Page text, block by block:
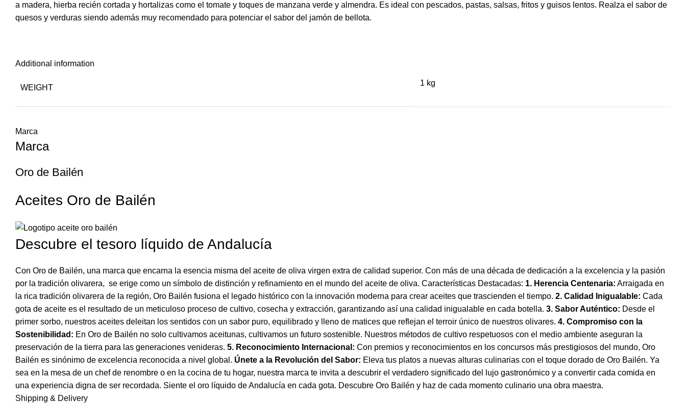
a madera, hierba recién cortada y hortalizas como el tomate y toques de manzana verde y almendra. Es ideal con pescados, pastas, salsas, fritos y guisos lentos. Realza el sabor de
quesos y verduras siendo además muy recomendado para potenciar el sabor del jamón de bellota.
Additional information
WEIGHT
1 kg
Marca
Marca
Oro de Bailén
Aceites Oro de Bailén
Descubre el tesoro líquido de Andalucía
Con Oro de Bailén, una marca que encarna la esencia misma del aceite de oliva virgen extra de calidad superior. Con más de una década de dedicación a la excelencia y la pasión
por la tradición olivarera, se erige como un símbolo de distinción y refinamiento en el mundo del aceite de oliva. Características Destacadas: 1. Herencia Centenaria: Arraigada en
la rica tradición olivarera de la región, Oro Bailén fusiona el legado histórico con la innovación moderna para crear aceites que trascienden el tiempo. 2. Calidad Inigualable: Cada
gota de aceite es el resultado de un meticuloso proceso de cultivo, cosecha y extracción, garantizando así una calidad inigualable en cada botella. 3. Sabor Auténtico: Desde el
primer sorbo, nuestros aceites deleitan los sentidos con un sabor puro, equilibrado y lleno de matices que reflejan el terroir único de nuestros olivares. 4. Compromiso con la
Sostenibilidad: En Oro de Bailén no solo cultivamos aceitunas, cultivamos un futuro sostenible. Nuestros métodos de cultivo respetuosos con el medio ambiente aseguran la
preservación de la tierra para las generaciones venideras. 5. Reconocimiento Internacional: Con premios y reconocimientos en los concursos más prestigiosos del mundo, Oro
Bailén es sinónimo de excelencia reconocida a nivel global. Únete a la Revolución del Sabor: Eleva tus platos a nuevas alturas culinarias con el toque dorado de Oro Bailén. Ya
sea en la mesa de un chef de renombre o en la cocina de tu hogar, nuestra marca te invita a descubrir el verdadero significado del lujo gastronómico y a convertir cada comida en
una experiencia digna de ser recordada. Siente el oro líquido de Andalucía en cada gota. Descubre Oro Bailén y haz de cada momento culinario una obra maestra.
Shipping & Delivery